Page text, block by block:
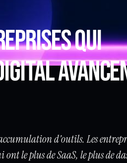
qui
d'outils. Les
le plus de SaaS, le plus de